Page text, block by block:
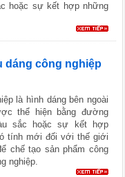
hoặc sự kết hợp những
dáng công nghiệp
là hình dáng bên ngoài
thể hiện bằng đường
sắc hoặc sự kết hợp
tính mới đối với thế giới
chế tạo sản phẩm công
nghiệp.